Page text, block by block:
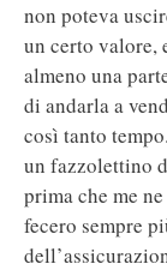
non poteva
un certo valore,
almeno una
di andarla a
così tanto
un fazzolettino
prima che me
fecero sempre